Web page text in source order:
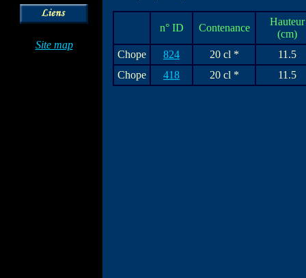
Site map
n° ID Contenance
Hauteur
(cm)
Chope
824 20 cl *
11.5
Chope
418 20 cl * 11.5